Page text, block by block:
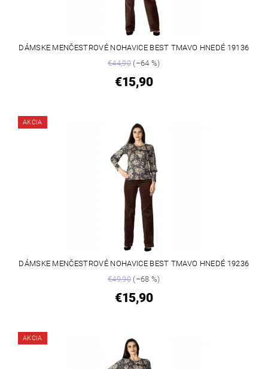
DÁMSKE MENČESTROVÉ NOHAVICE BEST TMAVO HNEDÉ 19136
€44,90(–64 %)
€15,90
AKCIA
DÁMSKE MENČESTROVÉ NOHAVICE BEST TMAVO HNEDÉ 19236
€49,90(–68 %)
€15,90
AKCIA